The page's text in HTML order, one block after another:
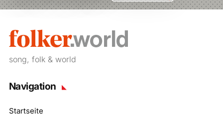
song, folk & world
Navigation
Startseite